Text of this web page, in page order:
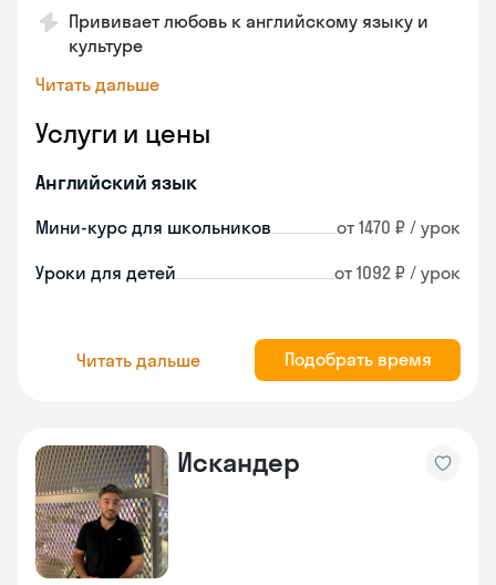
Прививает любовь к английскому языку и
культуре
Читать дальше
Услуги и цены
Английский язык
Мини-курс для школьников от 1470 ₽ / урок
Уроки для детей от 1092 ₽ / урок
Читать дальше Подобрать время
Искандер